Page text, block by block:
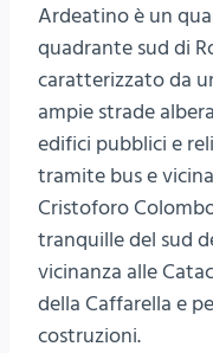
Ardeatino è un
quadrante sud di
caratterizzato da
ampie strade
edifici pubblici e
tramite bus e
Cristoforo
tranquille del sud
vicinanza alle
della Caffarella e
costruzioni.